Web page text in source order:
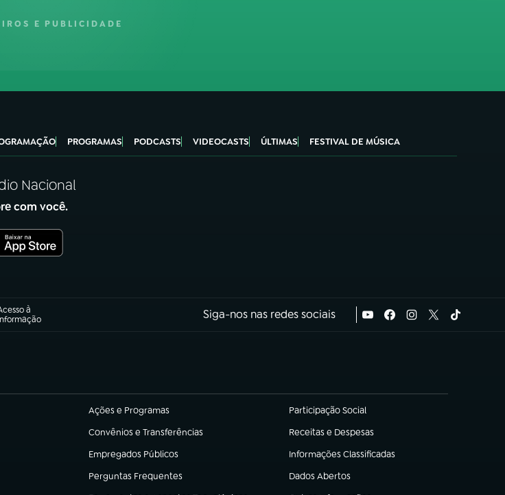
E PUBLICIDADE
PROGRAMAS PODCASTS VIDEOCASTS ÚLTIMAS FESTIVAL DE MÚSICA
Nacional
com você.
à
Siga-nos nas redes sociais
Ações e Programas
(abre em nova aba) Participação Social
(abre em nova aba)
Convênios e Transferências
(abre em nova aba) Receitas e Despesas
(abre em nova aba)
Empregados Públicos
(abre em nova aba) Informações Classificadas
(abre em nova aba)
Perguntas Frequentes
(abre em nova aba) Dados Abertos
(abre em nova aba)